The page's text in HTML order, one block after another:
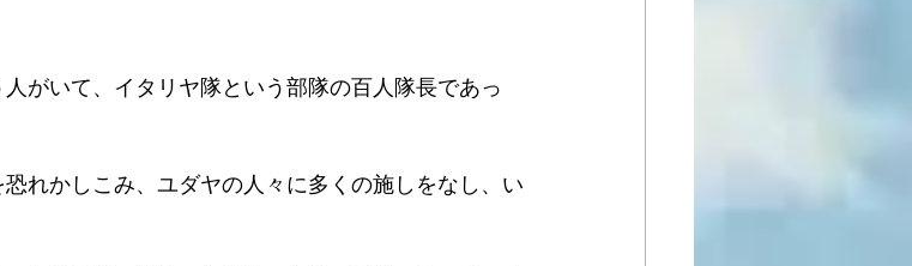
がいて、イタリヤ隊という部隊の百人隊長であっ
れかしこみ、ユダヤの人々に多くの施しをなし、い